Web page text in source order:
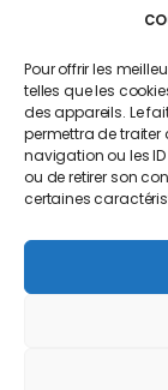
Pour offrir les
telles que les
des appareils. Le
permettra de traiter
navigation ou les
ou de retirer son
certaines
Relevé de
Création de
Suppression d’un
Changement de
Demande
Demande de